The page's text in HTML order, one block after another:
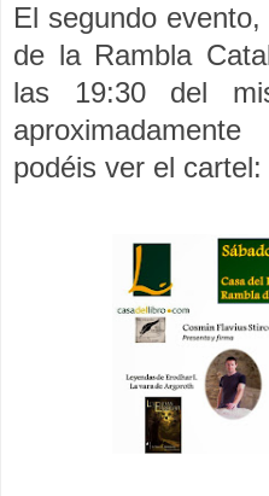
El segundo
de la Rambla
las 19:30 del
podéis ver el cartel: